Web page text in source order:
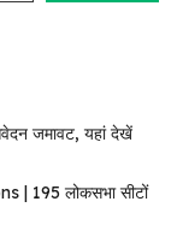
जमावट, यहां देखें
195 लोकसभा सीटों